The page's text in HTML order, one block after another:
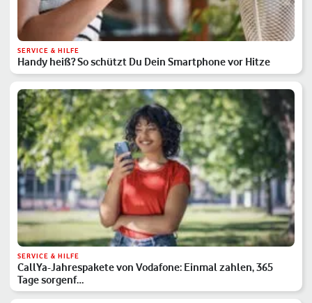
SERVICE & HILFE
Handy heiß? So schützt Du Dein Smartphone vor Hitze
SERVICE & HILFE
CallYa-Jahrespakete von Vodafone: Einmal zahlen, 365
Tage sorgenf…